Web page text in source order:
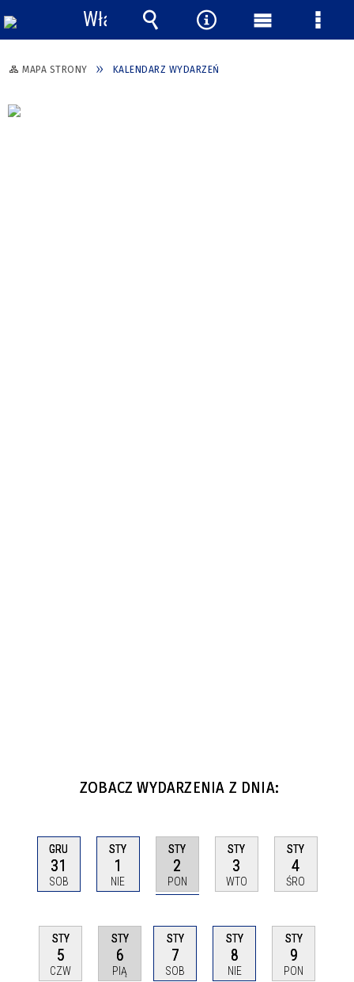
MAPA STRONY KALENDARZ WYDARZEŃ
ZOBACZ WYDARZENIA Z DNIA:
GRU
31
SOB
STY
1
NIE
STY
2
PON
STY
3
WTO
STY
4
ŚRO
STY
5
CZW
STY
6
PIĄ
STY
7
SOB
STY
8
NIE
STY
9
PON
Włącz
powiadomienia
Wyszukiwarka
Narzędzia
Menu Menu